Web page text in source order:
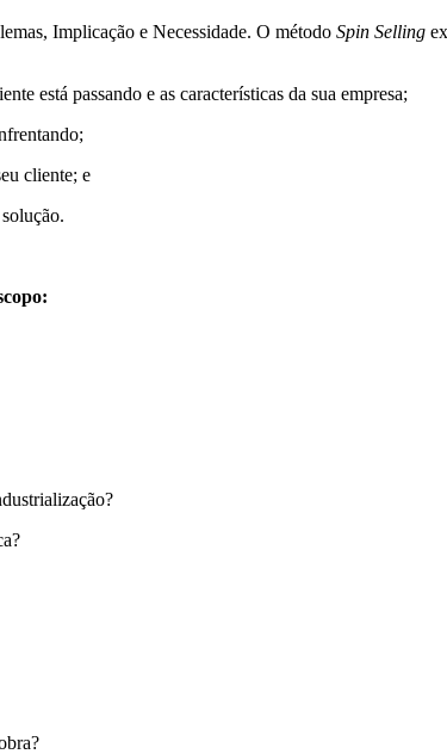
Implicação e Necessidade. O método Spin Selling
está passando e as características da sua empresa;
cliente; e